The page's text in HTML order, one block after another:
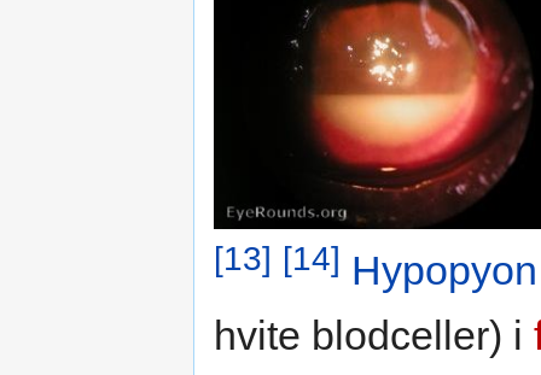
[13] [14] Hypopyon
hvite blodceller) i